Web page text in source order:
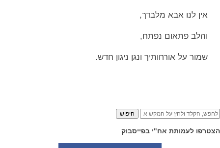
אין לנו אבא מלבדך,
והלב פתאום נפתח,
שמור על אורחותיך ונגן ניגון חדש.
חיפוש
הצטרפו לעמותת אח"י בפייסבוק